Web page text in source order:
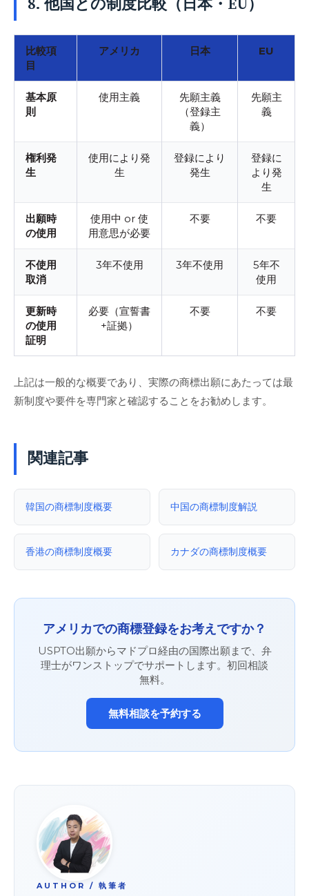
8. 他国との制度比較（日本・EU）
比較項
目
アメリカ 日本 EU
基本原
則
使用主義
先願主義
（登録主
義）
先願主
義
権利発
生
使用により発
生
登録により
発生
登録に
より発
生
出願時
の使用
使用中 or 使
用意思が必要
不要 不要
不使用
取消
3年不使用 3年不使用
5年不
使用
更新時
の使用
証明
必要（宣誓書
+証拠）
不要 不要
上記は一般的な概要であり、実際の商標出願にあたっては最
新制度や要件を専門家と確認することをお勧めします。
関連記事
韓国の商標制度概要 中国の商標制度解説
香港の商標制度概要 カナダの商標制度概要
アメリカでの商標登録をお考えですか？
USPTO出願からマドプロ経由の国際出願まで、弁
理士がワンストップでサポートします。初回相談
無料。
無料相談を予約する
AUTHOR / 執筆者